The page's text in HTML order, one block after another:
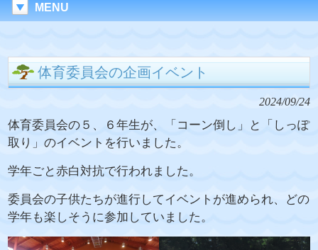
MENU
体育委員会の企画イベント
2024/09/24
体育委員会の５、６年生が、「コーン倒し」と「しっぽ
取り」のイベントを行いました。
学年ごと赤白対抗で行われました。
委員会の子供たちが進行してイベントが進められ、どの
学年も楽しそうに参加していました。